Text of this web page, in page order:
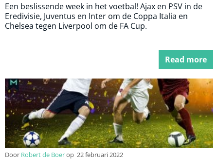
Een beslissende week in het voetbal! Ajax en PSV in de
Eredivisie, Juventus en Inter om de Coppa Italia en
Chelsea tegen Liverpool om de FA Cup.
Read more
Door Robert de Boerop 22 februari 2022